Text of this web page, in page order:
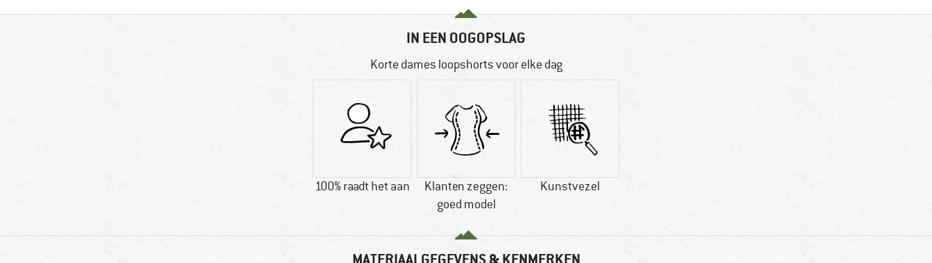
IN EEN OOGOPSLAG
Korte dames loopshorts voor elke dag
100% raadt het aan
Klanten zeggen:
goed model
Kunstvezel